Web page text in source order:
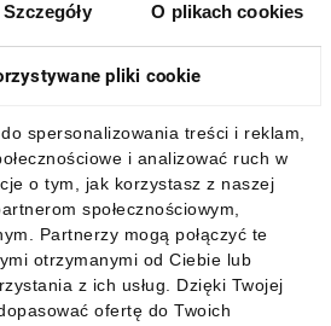
Szczegóły O plikach cookies
pliki cookie
spersonalizowania treści i reklam,
i analizować ruch w
o tym, jak korzystasz z naszej
społecznościowym,
Partnerzy mogą połączyć te
otrzymanymi od Ciebie lub
z ich usług. Dzięki Twojej
ofertę do Twoich
aplikację mobilną: